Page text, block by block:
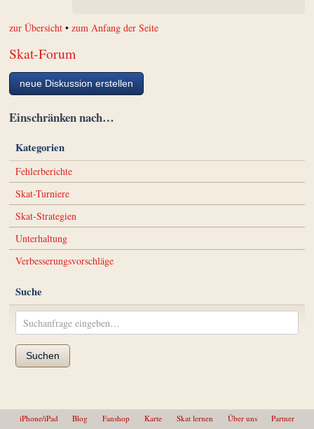
zur Übersicht •zum Anfang der Seite
Skat-Forum
neue Diskussion erstellen
Einschränken nach…
Kategorien
Fehlerberichte
Skat-Turniere
Skat-Strategien
Unterhaltung
Verbesserungsvorschläge
Suche
Suchen
iPhone/iPad Blog Fanshop Karte Skat lernen Über uns Partner